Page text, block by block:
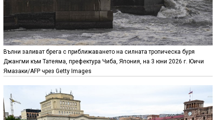
Вълни заливат брега с приближаването на силната тропическа буря
Джангми към Татеяма, префектура Чиба, Япония, на 3 юни 2026 г. Юичи
Ямазаки/AFP чрез Getty Images